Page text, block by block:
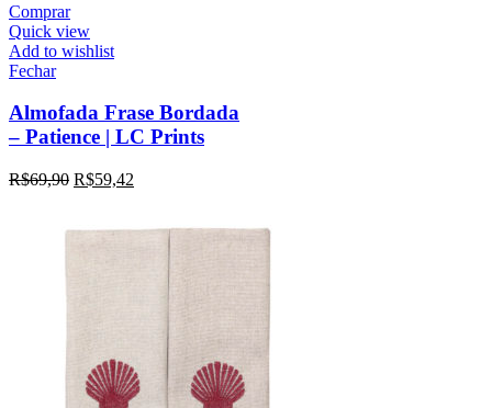
Comprar
Quick view
Add to wishlist
Fechar
Almofada Frase Bordada
– Patience | LC Prints
R$69,90 R$59,42